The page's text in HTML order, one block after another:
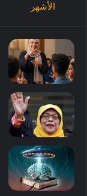
الأشهر